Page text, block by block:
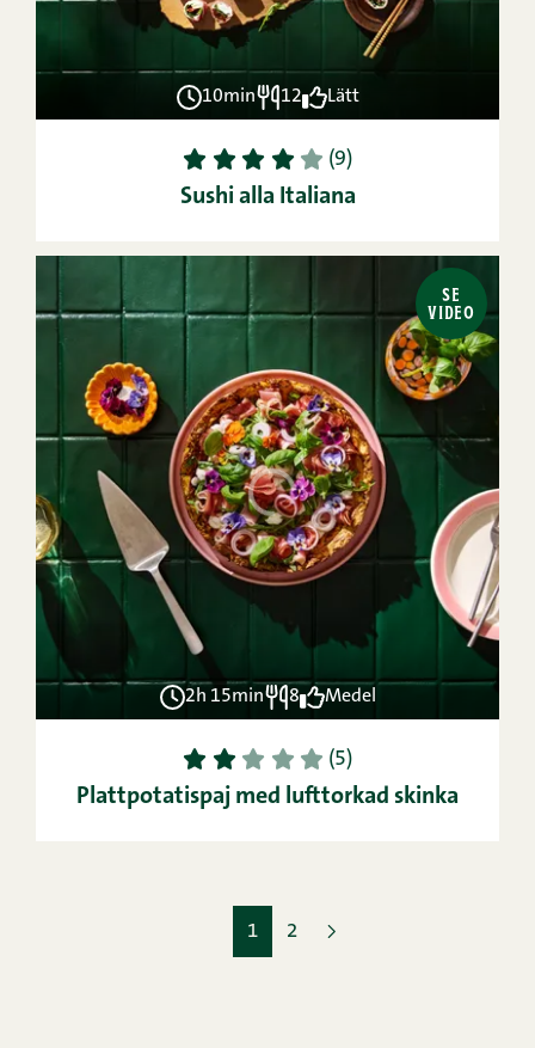
10min 12 Lätt
1 2 3 4 5 (9)
Sushi alla Italiana
SE
VIDEO
2h 15min 8 Medel
1 2 3 4 5 (5)
Plattpotatispaj med lufttorkad skinka
1 2